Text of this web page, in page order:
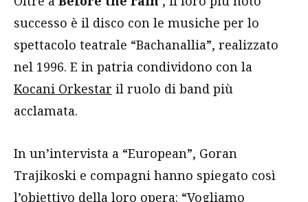
successo è il disco con le musiche per lo
spettacolo teatrale “Bachanallia”, realizzato
nel 1996. E in patria condividono con la
Kocani Orkestar il ruolo di band più
acclamata.
In un’intervista a “European”, Goran
Trajikoski e compagni hanno spiegato così
l’obiettivo della loro opera: “Vogliamo